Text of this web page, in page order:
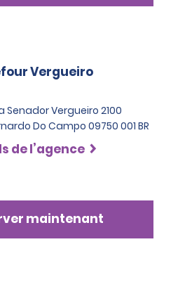
Vergueiro
Senador Vergueiro 2100
Do Campo 09750 001 BR
de l’agence
maintenant